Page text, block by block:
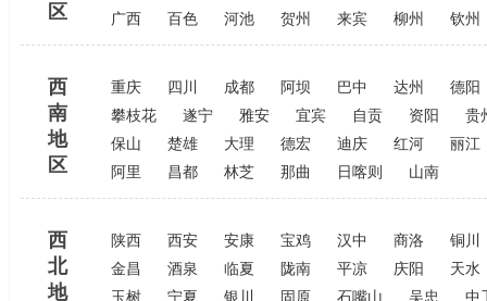
区
广西
百色 河池 贺州 来宾 柳州 钦州
西
南
地
区
重庆 四川 成都 阿坝 巴中 达州
德阳
攀枝花
遂宁 雅安 宜宾 自贡 资阳
贵
保山
楚雄 大理 德宏 迪庆 红河
丽江
阿里
昌都 林芝 那曲 日喀则 山南
西
北
地
陕西 西安 安康 宝鸡 汉中 商洛
铜川
金昌
酒泉 临夏 陇南 平凉 庆阳
天水
玉树
宁夏 银川 固原 石嘴山 吴忠 中